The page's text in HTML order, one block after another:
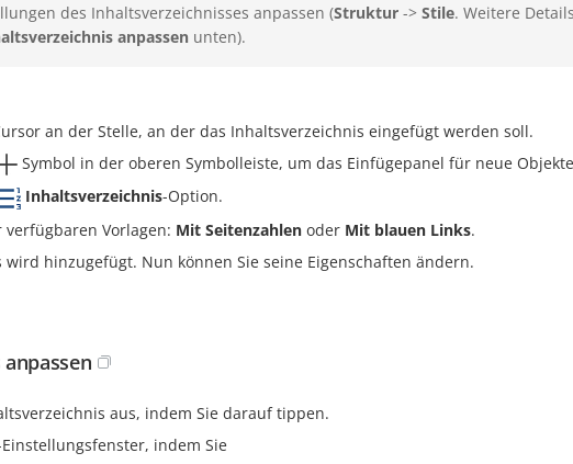
des Inhaltsverzeichnisses anpassen (Struktur -> Stile. Weitere
anpassen unten).
an der Stelle, an der das Inhaltsverzeichnis eingefügt werden soll.
Symbol in der oberen Symbolleiste, um das Einfügepanel für neue
Inhaltsverzeichnis-Option.
verfügbaren Vorlagen: Mit Seitenzahlen oder Mit blauen Links.
wird hinzugefügt. Nun können Sie seine Eigenschaften ändern.
aus, indem Sie darauf tippen.
Einstellungsfenster, indem Sie